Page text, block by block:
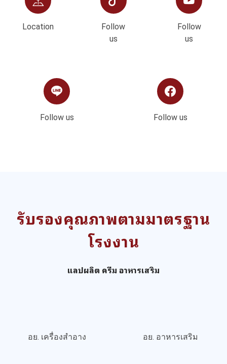
Location
Follow
us
Follow
us
Follow us Follow us
รับรองคุณภาพตามมาตรฐาน
โรงงาน
แลปผลิต ครีม อาหารเสริม
อย. เครื่องสำอาง อย. อาหารเสริม